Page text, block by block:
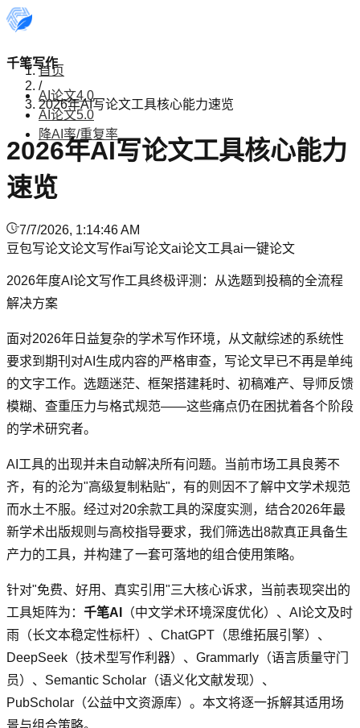
千笔写作
AI论文4.0
AI论文5.0
降AI率/重复率
首页
/
2026年AI写论文工具核心能力速览
2026年AI写论文工具核心能力
速览
7/7/2026, 1:14:46 AM
豆包写论文论文写作ai写论文ai论文工具ai一键论文
2026年度AI论文写作工具终极评测：从选题到投稿的全流程
解决方案
面对2026年日益复杂的学术写作环境，从文献综述的系统性
要求到期刊对AI生成内容的严格审查，写论文早已不再是单纯
的文字工作。选题迷茫、框架搭建耗时、初稿难产、导师反馈
模糊、查重压力与格式规范——这些痛点仍在困扰着各个阶段
的学术研究者。
AI工具的出现并未自动解决所有问题。当前市场工具良莠不
齐，有的沦为"高级复制粘贴"，有的则因不了解中文学术规范
而水土不服。经过对20余款工具的深度实测，结合2026年最
新学术出版规则与高校指导要求，我们筛选出8款真正具备生
产力的工具，并构建了一套可落地的组合使用策略。
针对"免费、好用、真实引用"三大核心诉求，当前表现突出的
工具矩阵为： 千笔AI
（中文学术环境深度优化）、AI论文及时
雨（长文本稳定性标杆）、ChatGPT（思维拓展引擎）、
DeepSeek（技术型写作利器）、Grammarly（语言质量守门
员）、Semantic Scholar（语义化文献发现）、
PubScholar（公益中文资源库）。本文将逐一拆解其适用场
景与组合策略。